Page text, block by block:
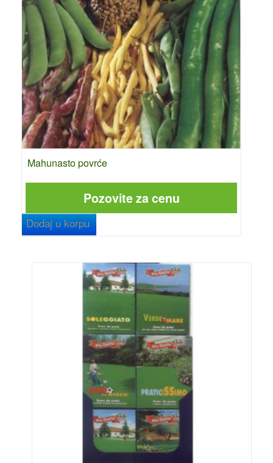
Mahunasto povrće
Pozovite za cenu
Dodaj u korpu